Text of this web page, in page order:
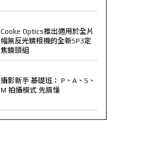
Cooke Optics推出適用於全片
幅無反光鏡相機的全新SP3定
焦鏡頭組
攝影新手 基礎班： P、A、S、
M 拍攝模式 先搞懂